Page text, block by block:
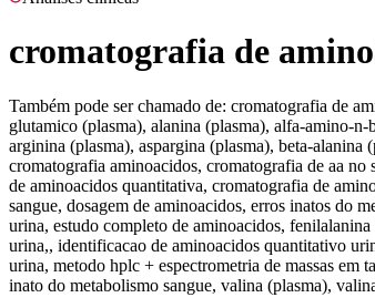
cromatografia de
Também pode ser chamado de: cromatografia de
glutamico (plasma), alanina (plasma), alfa-amino-
arginina (plasma), aspargina (plasma), beta-
cromatografia aminoacidos, cromatografia de aa
de aminoacidos quantitativa, cromatografia de
sangue, dosagem de aminoacidos, erros inatos do
urina, estudo completo de aminoacidos,
urina,, identificacao de aminoacidos quantitativo
urina, metodo hplc + espectrometria de massas em
inato do metabolismo sangue, valina (plasma),